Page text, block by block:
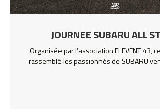
JOURNEE SUBARU ALL
Organisée par l’association ELEVENT 43,
rassemblé les passionnés de SUBARU